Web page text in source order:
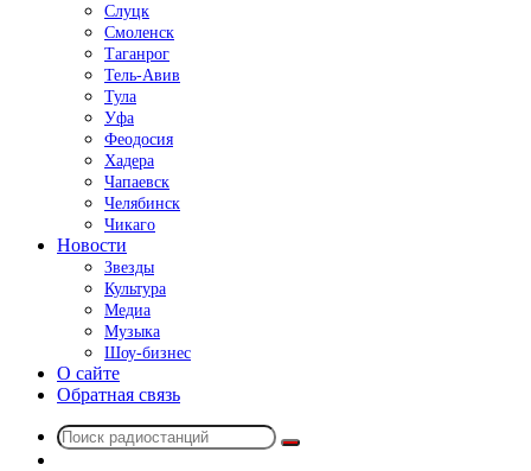
Слуцк
Смоленск
Таганрог
Тель-Авив
Тула
Уфа
Феодосия
Хадера
Чапаевск
Челябинск
Чикаго
Новости
Звезды
Культура
Медиа
Музыка
Шоу-бизнес
О сайте
Обратная связь
Поиск